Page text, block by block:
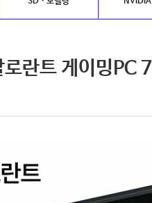
로란트 게이밍